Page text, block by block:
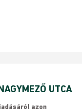
UTCA
azon